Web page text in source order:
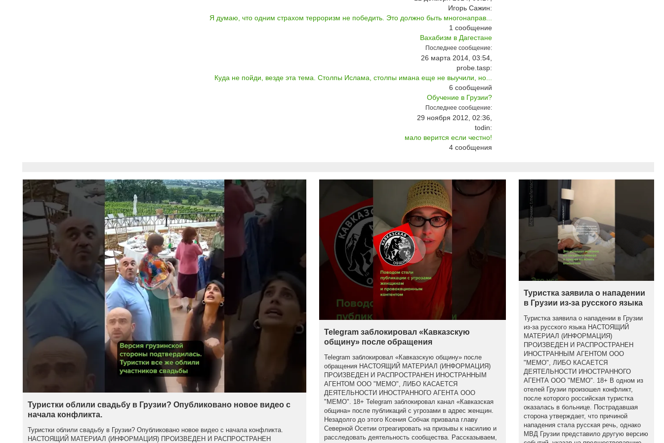
Игорь Сажин:
Я думаю, что одним страхом терроризм не победить. Это должно быть многонаправ...
1сообщение
Вахабизм в Дагестане
Последнее сообщение:
26 марта 2014, 03:54,
probe.tasp:
Куда не пойди, везде эта тема. Столпы Ислама, столпы имана еще не выучили, но...
6сообщений
Обучение в Грузии?
Последнее сообщение:
29 ноября 2012, 02:36,
todin:
мало верится если честно!
4сообщения
Туристки облили свадьбу в Грузии? Опубликовано новое видео с
начала конфликта.
Туристки облили свадьбу в Грузии? Опубликовано новое видео с начала конфликта.
НАСТОЯЩИЙ МАТЕРИАЛ (ИНФОРМАЦИЯ) ПРОИЗВЕДЕН И РАСПРОСТРАНЕН
Telegram заблокировал «Кавказскую
общину» после обращения
Telegram заблокировал «Кавказскую общину» после
обращения НАСТОЯЩИЙ МАТЕРИАЛ (ИНФОРМАЦИЯ)
ПРОИЗВЕДЕН И РАСПРОСТРАНЕН ИНОСТРАННЫМ
АГЕНТОМ ООО "МЕМО", ЛИБО КАСАЕТСЯ
ДЕЯТЕЛЬНОСТИ ИНОСТРАННОГО АГЕНТА ООО
"МЕМО". 18+ Telegram заблокировал канал «Кавказская
община» после публикаций с угрозами в адрес женщин.
Незадолго до этого Ксения Собчак призвала главу
Северной Осетии отреагировать на призывы к насилию и
расследовать деятельность сообщества. Рассказываем,
Туристка заявила о нападении
в Грузии из-за русского языка
Туристка заявила о нападении в Грузии
из-за русского языка НАСТОЯЩИЙ
МАТЕРИАЛ (ИНФОРМАЦИЯ)
ПРОИЗВЕДЕН И РАСПРОСТРАНЕН
ИНОСТРАННЫМ АГЕНТОМ ООО
"МЕМО", ЛИБО КАСАЕТСЯ
ДЕЯТЕЛЬНОСТИ ИНОСТРАННОГО
АГЕНТА ООО "МЕМО". 18+ В одном из
отелей Грузии произошел конфликт,
после которого российская туристка
оказалась в больнице. Пострадавшая
сторона утверждает, что причиной
нападения стала русская речь, однако
МВД Грузии представило другую версию